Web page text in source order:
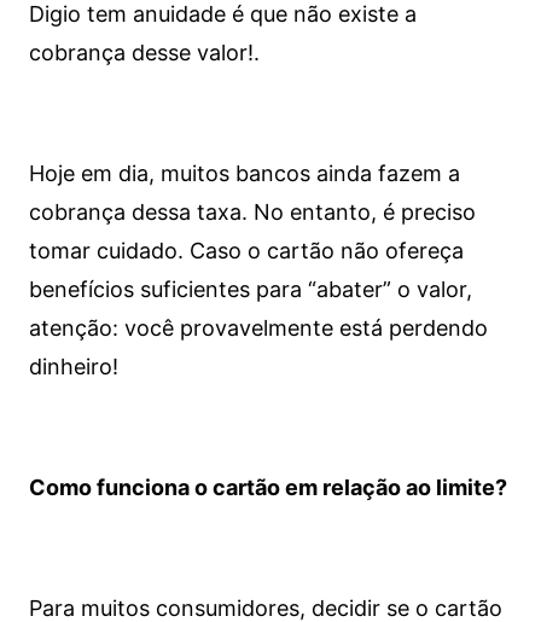
Digio tem anuidade é que não existe a
cobrança desse valor!.
Hoje em dia, muitos bancos ainda fazem a
cobrança dessa taxa. No entanto, é preciso
tomar cuidado. Caso o cartão não ofereça
benefícios suficientes para “abater” o valor,
atenção: você provavelmente está perdendo
dinheiro!
Como funciona o cartão em relação ao limite?
Para muitos consumidores, decidir se o cartão